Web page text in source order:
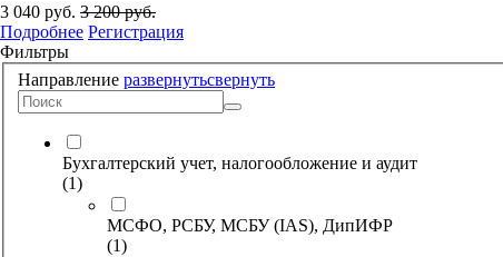
3 040 руб. 3 200руб.
Подробнее Регистрация
Фильтры
Направление развернутьсвернуть
Бухгалтерский учет, налогообложение и аудит
(1)
МСФО, РСБУ, МСБУ (IAS), ДипИФР
(1)